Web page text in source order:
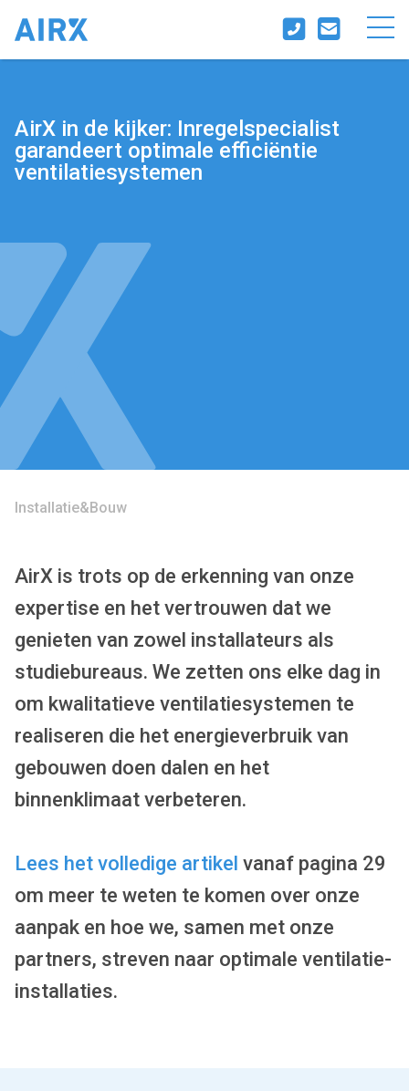
AirX in de kijker: Inregelspecialist
garandeert optimale efficiëntie
ventilatiesystemen
Installatie&Bouw
AirX is trots op de erkenning van onze
expertise en het vertrouwen dat we
genieten van zowel installateurs als
studiebureaus. We zetten ons elke dag in
om kwalitatieve ventilatiesystemen te
realiseren die het energieverbruik van
gebouwen doen dalen en het
binnenklimaat verbeteren.
Lees het volledige artikel vanaf pagina 29
om meer te weten te komen over onze
aanpak en hoe we, samen met onze
partners, streven naar optimale ventilatie-
installaties.